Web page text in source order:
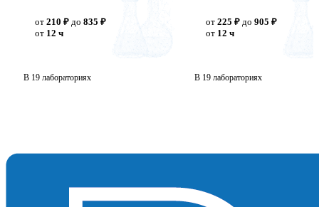
от 210 ₽ до 835 ₽
от 12 ч
В 19 лабораториях
от 225 ₽ до 905 ₽
от 12 ч
В 19 лабораториях